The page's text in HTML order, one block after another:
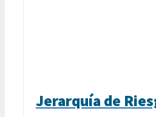
Jerarquía de